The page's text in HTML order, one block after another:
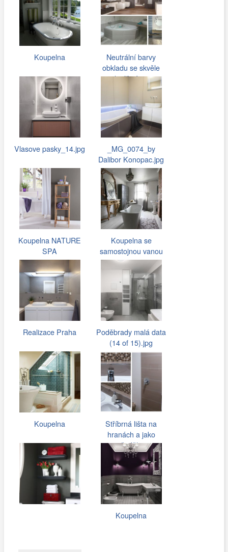
Koupelna
Neutrální barvy
obkladu se skvěle
doplňují s…
Vlasove pasky_14.jpg
_MG_0074_by
Dalibor Konopac.jpg
Koupelna NATURE
SPA
Koupelna se
samostojnou vanou
Realizace Praha
Poděbrady malá data
(14 of 15).jpg
Koupelna
Stříbrná lišta na
hranách a jako
předěl…
Koupelna